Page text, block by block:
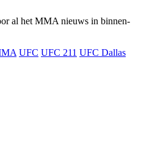
al het MMA nieuws in binnen-
UFC UFC 211 UFC Dallas